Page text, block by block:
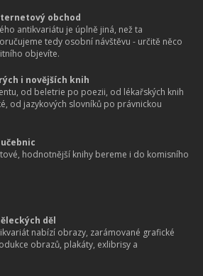
obchod
antikvariátu je úplně jiná, než ta
tedy osobní návštěvu - určitě něco
objevíte.
i novějších knih
od beletrie po poezii, od lékařských knih
od jazykových slovníků po právnickou
hodnotnější knihy bereme i do komisního
děl
nabízí obrazy, zarámované grafické
obrazů, plakáty, exlibrisy a